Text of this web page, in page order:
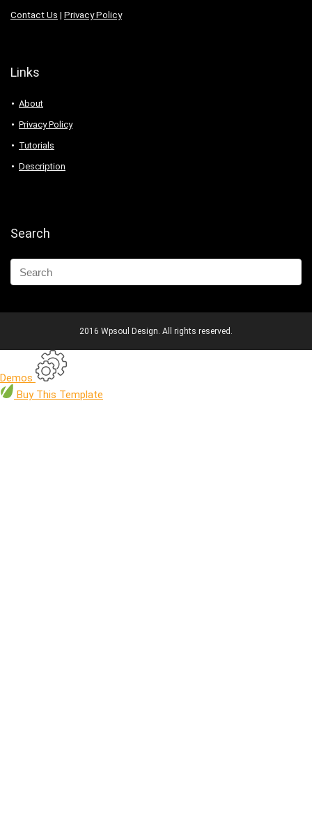
Contact Us | Privacy Policy
Links
About
Privacy Policy
Tutorials
Description
Search
2016 Wpsoul Design. All rights reserved.
Demos
Buy This Template